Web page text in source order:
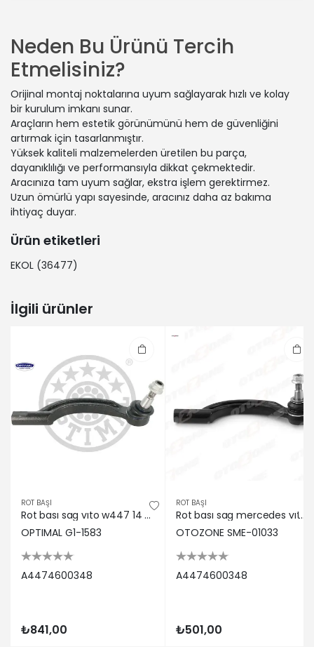
Neden Bu Ürünü Tercih
Etmelisiniz?
Orijinal montaj noktalarına uyum sağlayarak hızlı ve kolay
bir kurulum imkanı sunar.
Araçların hem estetik görünümünü hem de güvenliğini
artırmak için tasarlanmıştır.
Yüksek kaliteli malzemelerden üretilen bu parça,
dayanıklılığı ve performansıyla dikkat çekmektedir.
Aracınıza tam uyum sağlar, ekstra işlem gerektirmez.
Uzun ömürlü yapı sayesinde, aracınız daha az bakıma
ihtiyaç duyar.
Ürün etiketleri
EKOL (36477)
İlgili ürünler
ROT BAŞI
Rot bası sag vıto w447 14 optımal a4474600348
OPTIMAL G1-1583
A4474600348
₺841,00
ROT BAŞI
Rot bası sag mercedes vıto w447 14 otozone a4474600348
OTOZONE SME-01033
A4474600348
₺501,00